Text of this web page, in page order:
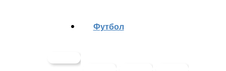
Футбол